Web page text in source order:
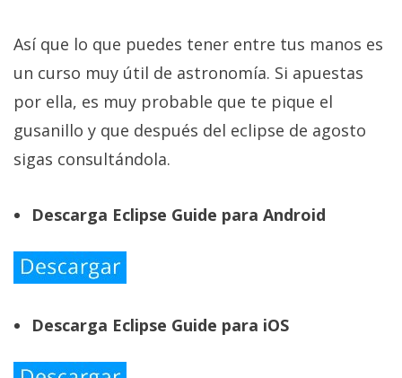
Así que lo que puedes tener entre tus manos es
un curso muy útil de astronomía. Si apuestas
por ella, es muy probable que te pique el
gusanillo y que después del eclipse de agosto
sigas consultándola.
Descarga Eclipse Guide para Android
Descarga Eclipse Guide para iOS